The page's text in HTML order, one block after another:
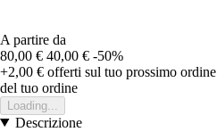
A partire da
80,00 € 40,00 € -50%
+2,00 € offerti sul tuo prossimo ordine
del tuo ordine
Loading...
Descrizione